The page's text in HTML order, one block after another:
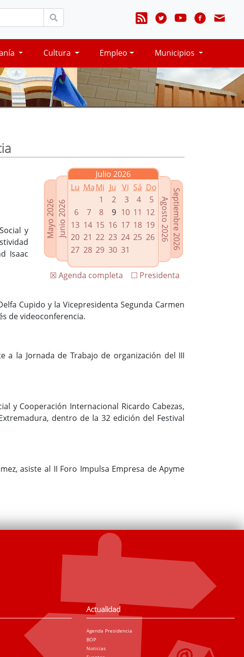
Cultura Empleo Municipios
Mayo 2026Junio 2026
Julio 2026
Lu MaMi Ju Vi Sá Do
1
2 3 4
5
6
7 8 9 10 11 12
13 14 15 16 17 18 19
20 21 22 23 24 25 26
27 28 29 30 31 Septiembre 2026
Agosto 2026
☐ Presidenta
☒ Agenda completa
y
Isaac
Cupido y la Vicepresidenta Segunda Carmen
de videoconferencia.
a la Jornada de Trabajo de organización del III
y Cooperación Internacional Ricardo Cabezas,
dentro de la 32 edición del Festival
asiste al II Foro Impulsa Empresa de Apyme
Actualidad
Agenda Presidencia
BOP
Noticias